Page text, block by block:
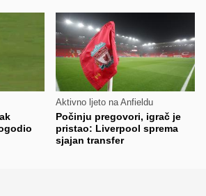
Aktivno ljeto na Anfieldu
Počinju pregovori, igrač je
pristao: Liverpool sprema
sjajan transfer